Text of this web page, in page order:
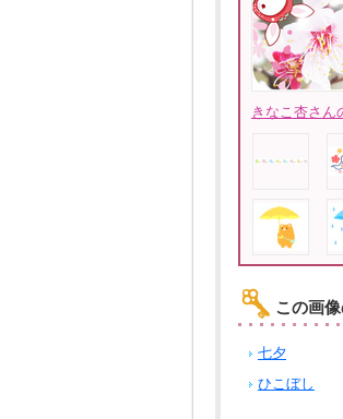
きなこ杏さん
この画
七夕
ひこぼし